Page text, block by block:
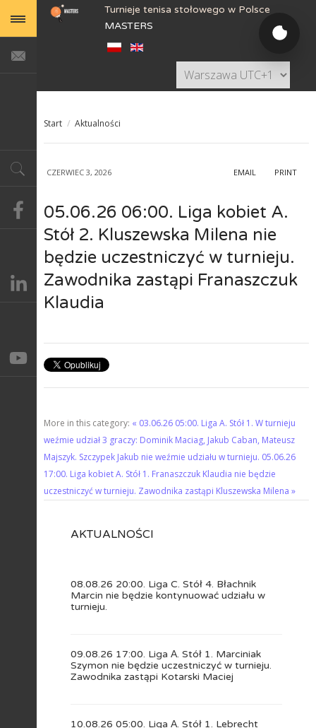
Turnieje tenisa stołowego w Polsce
MASTERS
Start / Aktualności
CZERWIEC 3, 2026 PRINT
EMAIL
05.06.26 06:00. Liga kobiet A.
Stół 2. Kluszewska Milena nie
będzie uczestniczyć w turnieju.
Zawodnika zastąpi Franaszczuk
Klaudia
More in this category: « 03.06.26 05:00. Liga А. Stół 1. W turnieju
weźmie udział 3 graczy: Dominik Maciag, Jakub Caban, Mateusz
Majszyk. Szczypek Jakub nie weźmie udziału w turnieju. 05.06.26
17:00. Liga kobiet A. Stół 1. Franaszczuk Klaudia nie będzie
uczestniczyć w turnieju. Zawodnika zastąpi Kluszewska Milena »
AKTUALNOŚCI
08.08.26 20:00. Liga C. Stół 4. Błachnik
Marcin nie będzie kontynuować udziału w
turnieju.
09.08.26 17:00. Liga А. Stół 1. Marciniak
Szymon nie będzie uczestniczyć w turnieju.
Zawodnika zastąpi Kotarski Maciej
10.08.26 05:00. Liga А. Stół 1. Lebrecht